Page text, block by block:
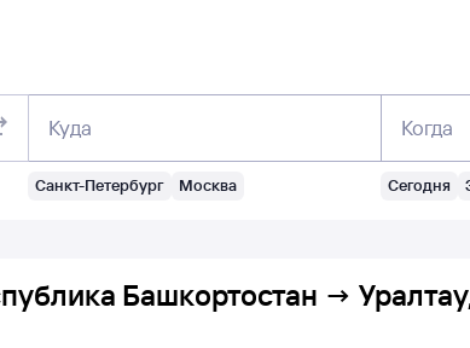
Куда
Санкт-Петербург Москва
Когда
Сегодня
Башкортостан →